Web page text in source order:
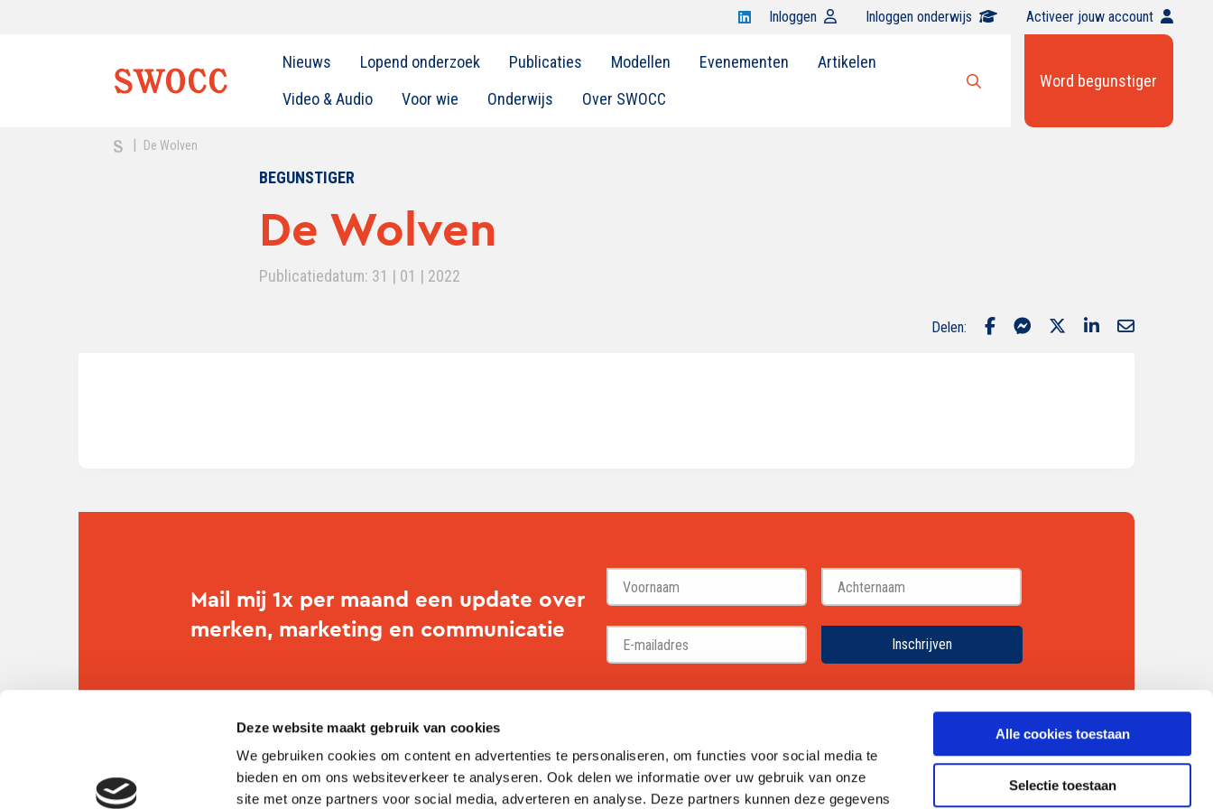
Deze website maakt gebruik van cookies
We gebruiken cookies om content en advertenties te personaliseren, om functies voor social media te
bieden en om ons websiteverkeer te analyseren. Ook delen we informatie over uw gebruik van onze
site met onze partners voor social media, adverteren en analyse. Deze partners kunnen deze gegevens
Alle cookies toestaan
Selectie toestaan
Open
op
Inloggen Inloggen onderwijs Activeer jouw account
Open
Nieuws Lopend onderzoek Publicaties Modellen Evenementen
Artikelen
Video & Audio
Voor wie Onderwijs Over SWOCC
Word begunstiger
| De Wolven
BEGUNSTIGER
De Wolven
Publicatiedatum: 31 | 01 | 2022
Delen:
Mail mij 1x per maand een update over
merken, marketing en communicatie
Voornaam Achternaam
Inschrijven